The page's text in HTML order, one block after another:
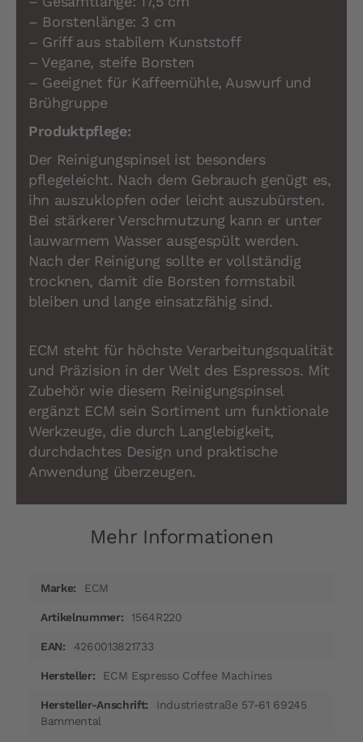
– Borstenlänge: 3 cm
– Griff aus stabilem Kunststoff
– Vegane, steife Borsten
– Geeignet für Kaffeemühle, Auswurf und
Brühgruppe
Produktpflege:
Der Reinigungspinsel ist besonders
pflegeleicht. Nach dem Gebrauch genügt es,
ihn auszuklopfen oder leicht auszubürsten.
Bei stärkerer Verschmutzung kann er unter
lauwarmem Wasser ausgespült werden.
Nach der Reinigung sollte er vollständig
trocknen, damit die Borsten formstabil
bleiben und lange einsatzfähig sind.
ECM steht für höchste Verarbeitungsqualität
und Präzision in der Welt des Espressos. Mit
Zubehör wie diesem Reinigungspinsel
ergänzt ECM sein Sortiment um funktionale
Werkzeuge, die durch Langlebigkeit,
durchdachtes Design und praktische
Anwendung überzeugen.
Mehr Informationen
InformationenECM
1564R220
4260013821733
ECM Espresso Coffee Machines
Industriestraße 57-61 69245
Bammental